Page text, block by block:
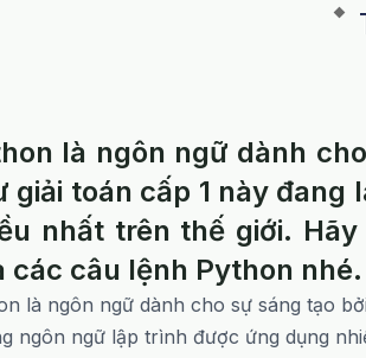
là ngôn ngữ dành
giải toán cấp 1 này
nhất trên thế giới.
các câu lệnh Python nhé.
là ngôn ngữ dành cho sự sáng tạo
ngôn ngữ lập trình được ứng dụng